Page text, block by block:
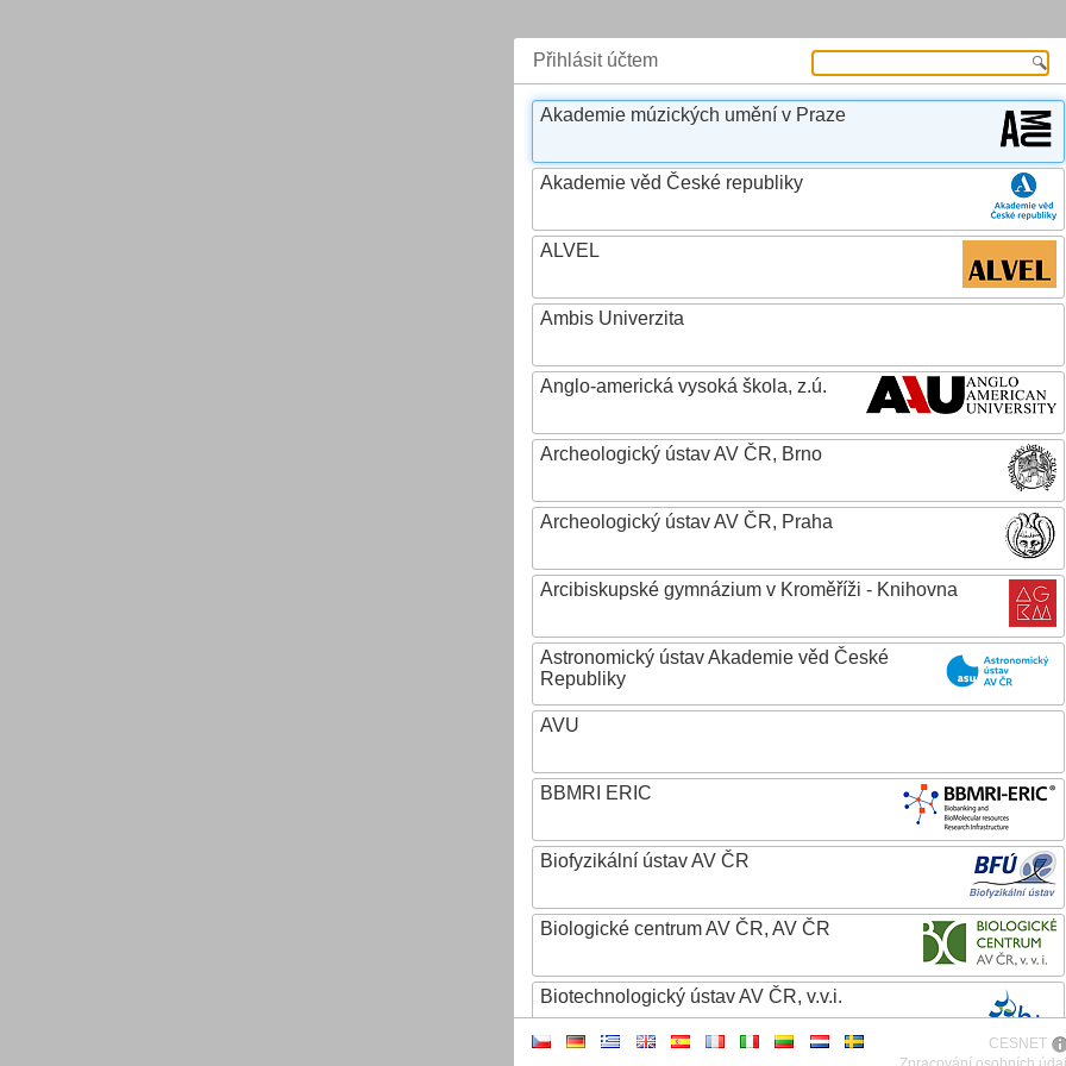
Přihlásit účtem
Akademie múzických umění v Praze
Akademie věd České republiky
ALVEL
Ambis Univerzita
Anglo-americká vysoká škola, z.ú.
Archeologický ústav AV ČR, Brno
Archeologický ústav AV ČR, Praha
Arcibiskupské gymnázium v Kroměříži - Knihovna
Astronomický ústav Akademie věd České
Republiky
AVU
BBMRI ERIC
Biofyzikální ústav AV ČR
Biologické centrum AV ČR, AV ČR
Biotechnologický ústav AV ČR, v.v.i.
CESNET